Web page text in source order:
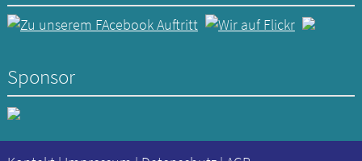
Sponsor